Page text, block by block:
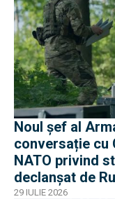
Noul șef al
conversație cu
NATO privind
declanșat de
29 IULIE 2026